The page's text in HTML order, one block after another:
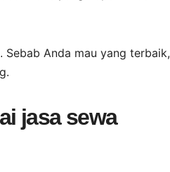
Anda mau yang terbaik,
jasa sewa